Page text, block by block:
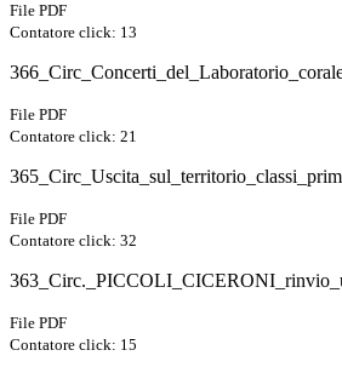
File PDF
Contatore click: 13
File PDF
Contatore click: 21
File PDF
Contatore click: 32
File PDF
Contatore click: 15